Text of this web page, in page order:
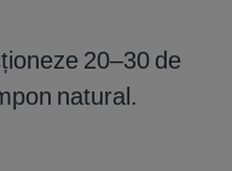
20–30 de
natural.